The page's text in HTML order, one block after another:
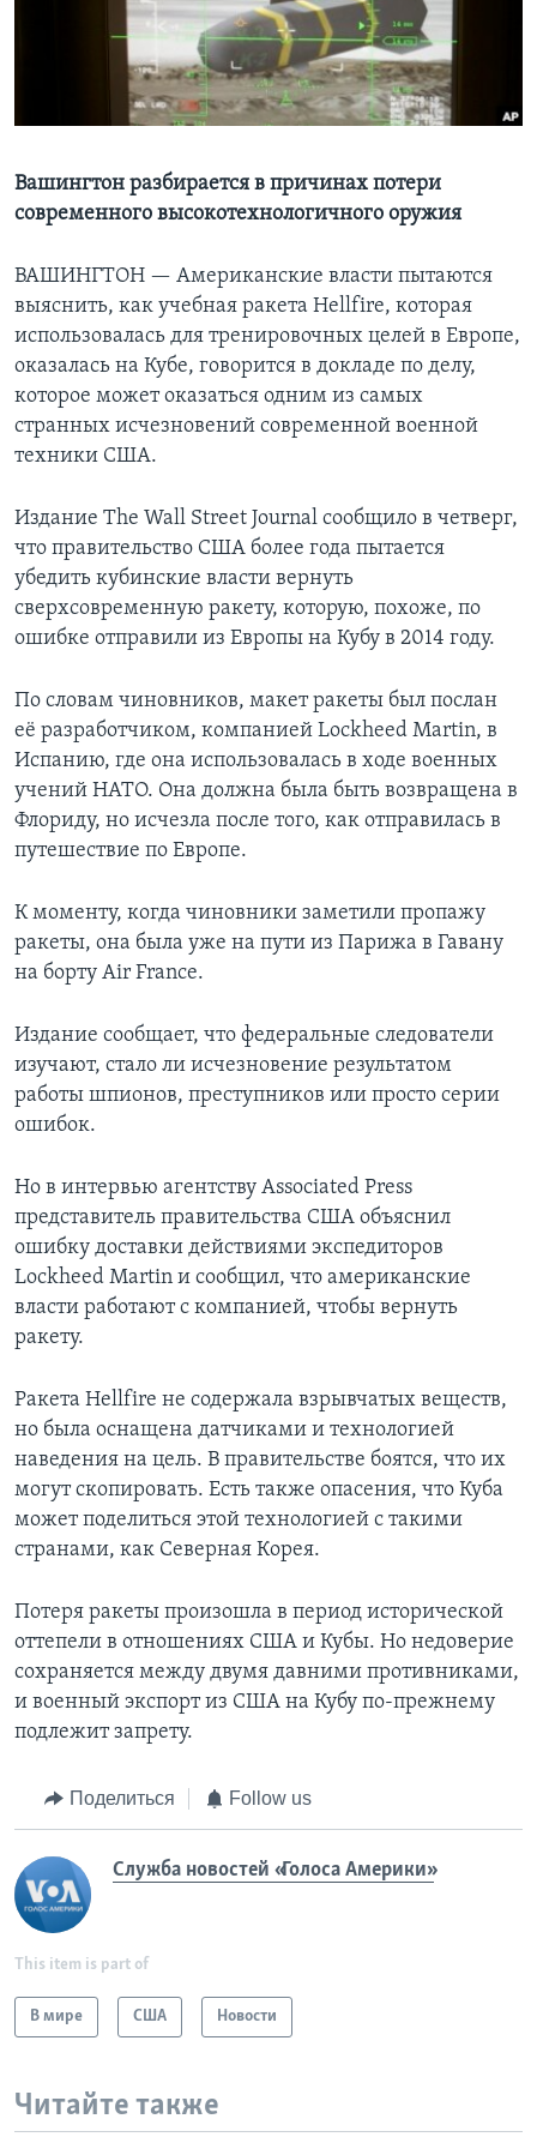
Learning English
СОЦИАЛЬНЫЕ СЕТИ
Языки
Вашингтон разбирается в причинах потери
современного высокотехнологичного оружия
ВАШИНГТОН — Американские власти пытаются
выяснить, как учебная ракета Hellfire, которая
использовалась для тренировочных целей в Европе,
оказалась на Кубе, говорится в докладе по делу,
которое может оказаться одним из самых
странных исчезновений современной военной
техники США.
Издание The Wall Street Journal сообщило в четверг,
что правительство США более года пытается
убедить кубинские власти вернуть
сверхсовременную ракету, которую, похоже, по
ошибке отправили из Европы на Кубу в 2014 году.
По словам чиновников, макет ракеты был послан
её разработчиком, компанией Lockheed Martin, в
Испанию, где она использовалась в ходе военных
учений НАТО. Она должна была быть возвращена в
Флориду, но исчезла после того, как отправилась в
путешествие по Европе.
К моменту, когда чиновники заметили пропажу
ракеты, она была уже на пути из Парижа в Гавану
на борту Air France.
Издание сообщает, что федеральные следователи
изучают, стало ли исчезновение результатом
работы шпионов, преступников или просто серии
ошибок.
Но в интервью агентству Associated Press
представитель правительства США объяснил
ошибку доставки действиями экспедиторов
Lockheed Martin и сообщил, что американские
власти работают с компанией, чтобы вернуть
ракету.
Ракета Hellfire не содержала взрывчатых веществ,
но была оснащена датчиками и технологией
наведения на цель. В правительстве боятся, что их
могут скопировать. Есть также опасения, что Куба
может поделиться этой технологией с такими
странами, как Северная Корея.
Потеря ракеты произошла в период исторической
оттепели в отношениях США и Кубы. Но недоверие
сохраняется между двумя давними противниками,
и военный экспорт из США на Кубу по-прежнему
подлежит запрету.
Поделиться Follow us
Служба новостей «Голоса Америки»
This item is part of
В мире США Новости
Читайте также